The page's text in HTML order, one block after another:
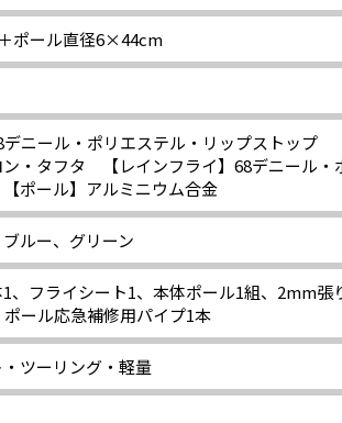
ポール直径6×44cm
デニール・ポリエステル・リップストップ
ン・タフタ 【レインフライ】68デニール・
ポール】アルミニウム合金
ルー、グリーン
、フライシート1、本体ポール1組、2mm張
ール応急補修用パイプ1本
ツーリング・軽量